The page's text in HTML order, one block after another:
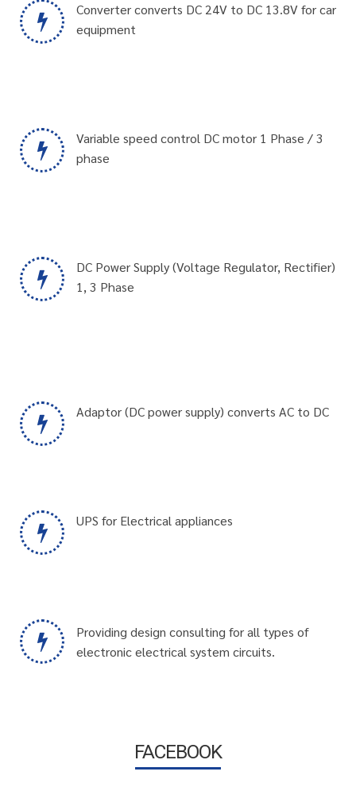
Converter converts DC 24V to DC 13.8V for car
equipment
Variable speed control DC motor 1 Phase / 3
phase
DC Power Supply (Voltage Regulator, Rectifier)
1, 3 Phase
Adaptor (DC power supply) converts AC to DC
UPS for Electrical appliances
Providing design consulting for all types of
electronic electrical system circuits.
FACEBOOK